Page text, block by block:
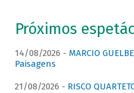
Próximos
14/08/2026 - MARCIO
Paisagens
21/08/2026 - RISCO